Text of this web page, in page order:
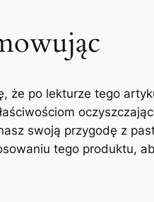
że po lekturze tego
swoją przygodę z
‌tego produktu,